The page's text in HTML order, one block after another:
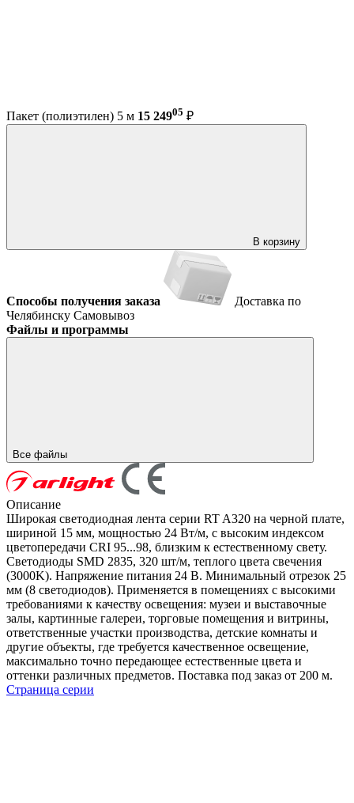
Пакет (полиэтилен) 5 м 15 24905 ₽
В корзину
Способы получения заказа
Доставка по
Челябинску Самовывоз
Файлы и программы
Все файлы
Описание
Широкая светодиодная лента серии RT A320 на черной плате,
шириной 15 мм, мощностью 24 Вт/м, с высоким индексом
цветопередачи CRI 95...98, близким к естественному свету.
Светодиоды SMD 2835, 320 шт/м, теплого цвета свечения
(3000K). Напряжение питания 24 В. Минимальный отрезок 25
мм (8 светодиодов). Применяется в помещениях с высокими
требованиями к качеству освещения: музеи и выставочные
залы, картинные галереи, торговые помещения и витрины,
ответственные участки производства, детские комнаты и
другие объекты, где требуется качественное освещение,
максимально точно передающее естественные цвета и
оттенки различных предметов. Поставка под заказ от 200 м.
Страница серии